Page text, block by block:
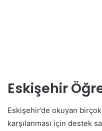
Eskişehir
Eskişehir’de okuyan
karşılanması için destek